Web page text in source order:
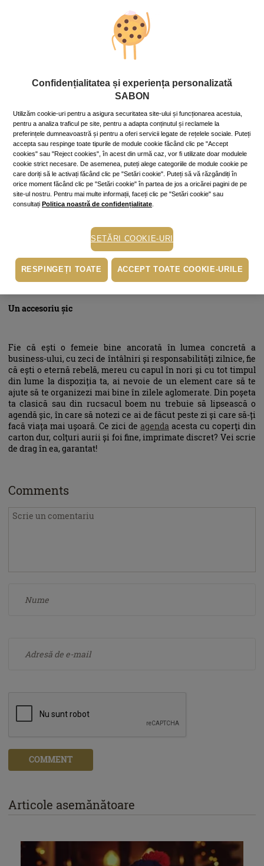
nicio ținută, oricât ar fi ea de elegantă, nu e desăvârșită fără un
strop din aroma magică a parfumului preferat. Unele femei au
un parfum de care nu se despart toată viața. Altele
experimentează mereu senzații noi, căutând perchea olfactivă
ideală cu fervoarea cu care îți cauți sufletul pereche. Dacă ești
personalitatea, deschide aceastăCarte a Esențelorși poate
chiar aici se ascunde aroma visurilor tale.
Un desú fin
„Dragă Miruna, îți spun printre șoapte / Îmi place cămașa ta de
noapte“, cânta Mircea Vintilă, cu glas suav, iubitei sale. La ceas
de amor și de taină, nimic nu scoate mai bine în evidență
feminitatea decât textura moale și delicată a lenjeriei de corp
lipsească seturile de lenjerie fină, neglijeurile moi și cămășile
de noapte deopotrivă comode și sexy. La Sabon te așteaptă să le
iei acasă seturi de maiou cu boxeri și
noaptevaporoase, dantelate, dintr-un material foarte fin şi
lejer.
Un accesoriu șic
Fie că ești o femeie bine ancorată în lumea concretă a
business-ului, cu zeci de întâlniri și responsabilități zilnice, fie
că ești o eternă rebelă, mereu cu capul în nori și cu tot timpul
din lume la dispoziția ta, ai nevoie de un element care să te
ajute să te organizezi mai bine în zilele aglomerate. Din poșeta
ta clasică sau din rucsacul boem nu trebuie să lipsească o
agendă șic, în care să notezi ce ai de făcut peste zi și care să-ți
facă viața mai ușoară. Ce zici de agenda acesta cu coperţi din
carton dur, colţuri aurii și foi fine, imprimate discret? Vei scrie
de drag în ea, garantat!
Comments
COMMENT
Articole asemănătoare
Confidențialitatea și experiența personalizată
SABON
Utilizăm cookie-uri pentru a asigura securitatea site-ului și funcționarea acestuia,
pentru a analiza traficul pe site, pentru a adapta conținutul și reclamele la
preferințele dumneavoastră și pentru a oferi servicii legate de rețelele sociale. Puteți
accepta sau respinge toate tipurile de module cookie făcând clic pe "Accept
cookies" sau "Reject cookies", în acest din urmă caz, vor fi utilizate doar modulele
cookie strict necesare. De asemenea, puteți alege categoriile de module cookie pe
care doriți să le activați făcând clic pe "Setări cookie". Puteți să vă răzgândiți în
orice moment făcând clic pe "Setări cookie" în partea de jos a oricărei pagini de pe
site-ul nostru. Pentru mai multe informații, faceți clic pe "Setări cookie" sau
consultați Politica noastră de confidențialitate
SETĂRI COOKIE-URI
RESPINGEȚI TOATE ACCEPT TOATE COOKIE-URILE